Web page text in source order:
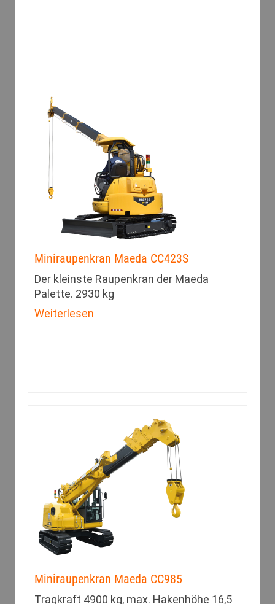
Miniraupenkran Maeda CC423S
Der kleinste Raupenkran der Maeda
Palette. 2930 kg
Weiterlesen
Miniraupenkran Maeda CC985
Tragkraft 4900 kg, max. Hakenhöhe 16,5